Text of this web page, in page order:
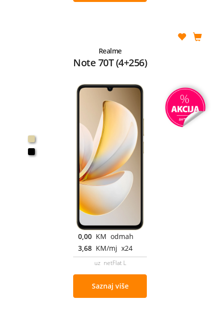
Realme
Note 70T (4+256)
0,00 KM odmah
3,68 KM/mj x24
uz netFlat L
Saznaj više